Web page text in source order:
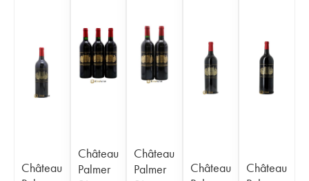
Château
Château
Palmer
Château
Palmer
Château
Château